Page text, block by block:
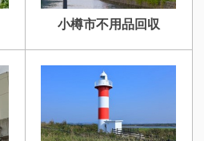
小樽市不用品回収